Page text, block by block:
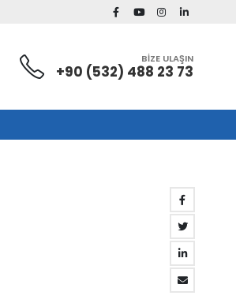
BİZE ULAŞIN
+90 (532) 488 23 73